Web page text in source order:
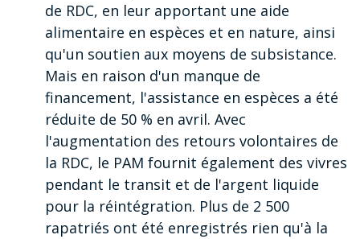
de RDC, en leur apportant une aide
alimentaire en espèces et en nature, ainsi
qu'un soutien aux moyens de subsistance.
Mais en raison d'un manque de
financement, l'assistance en espèces a été
réduite de 50 % en avril. Avec
l'augmentation des retours volontaires de
la RDC, le PAM fournit également des vivres
pendant le transit et de l'argent liquide
pour la réintégration. Plus de 2 500
rapatriés ont été enregistrés rien qu'à la